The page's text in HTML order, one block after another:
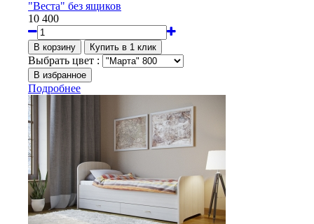
"Веста" без ящиков
10 400
Выбрать цвет :
Подробнее